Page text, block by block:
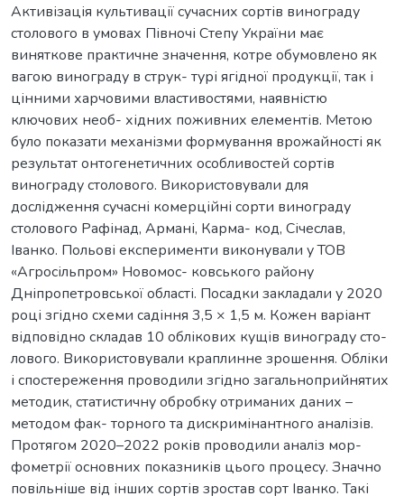
Активізація культивації сучасних сортів винограду
столового в умовах Півночі Степу України має
виняткове практичне значення, котре обумовлено як
вагою винограду в струк- турі ягідної продукції, так і
цінними харчовими властивостями, наявністю
ключових необ- хідних поживних елементів. Метою
було показати механізми формування врожайності як
результат онтогенетичних особливостей сортів
винограду столового. Використовували для
дослідження сучасні комерційні сорти винограду
столового Рафінад, Армані, Карма- код, Січеслав,
Іванко. Польові експерименти виконували у ТОВ
«Агросільпром» Новомос- ковського району
Дніпропетровської області. Посадки закладали у 2020
році згідно схеми садіння 3,5 × 1,5 м. Кожен варіант
відповідно складав 10 облікових кущів винограду сто-
лового. Використовували краплинне зрошення. Обліки
і спостереження проводили згідно загальноприйнятих
методик, статистичну обробку отриманих даних –
методом фак- торного та дискримінантного аналізів.
Протягом 2020–2022 років проводили аналіз мор-
фометрії основних показників цього процесу. Значно
повільніше від інших сортів зростав сорт Іванко. Такі